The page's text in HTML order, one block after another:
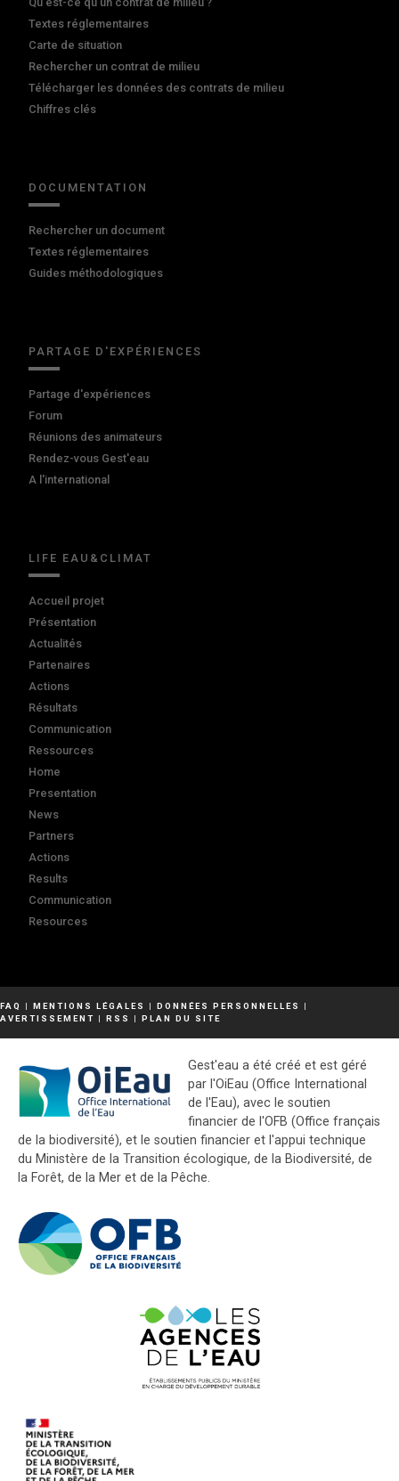
Textes réglementaires
Carte de situation
Rechercher un contrat de milieu
Télécharger les données des contrats de milieu
Chiffres clés
DOCUMENTATION
Rechercher un document
Textes réglementaires
Guides méthodologiques
PARTAGE D'EXPÉRIENCES
Partage d'expériences
Forum
Réunions des animateurs
Rendez-vous Gest'eau
A l'international
LIFE EAU&CLIMAT
Accueil projet
Présentation
Actualités
Partenaires
Actions
Résultats
Communication
Ressources
Home
Presentation
News
Partners
Actions
Results
Communication
Resources
FAQ | MENTIONS LÉGALES | DONNÉES PERSONNELLES
|
AVERTISSEMENT | RSS | PLAN DU SITE
Gest'eau a été créé et est géré
par l'OiEau (Office International
de l'Eau), avec le soutien
financier de l'OFB (Office français
de la biodiversité), et le soutien financier et l'appui technique
du Ministère de la Transition écologique, de la Biodiversité, de
la Forêt, de la Mer et de la Pêche.